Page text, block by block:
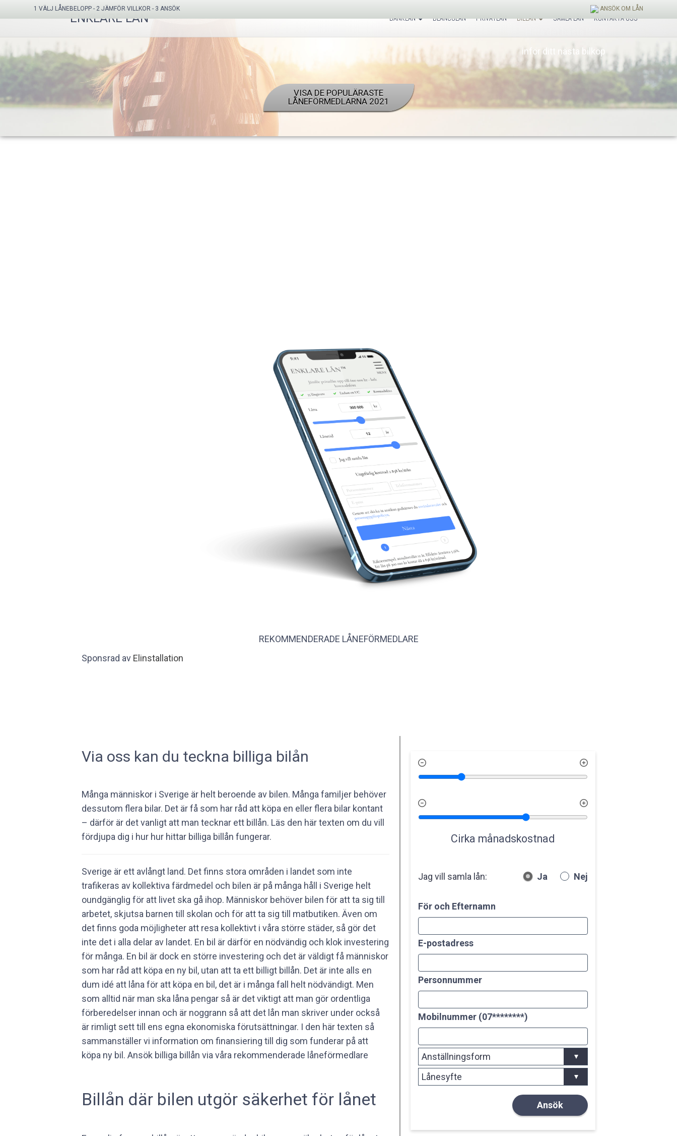
1 VÄLJ LÅNEBELOPP - 2 JÄMFÖR VILLKOR - 3 ANSÖK ANSÖK OM LÅN
ENKLARE LÅN BANKLÅN BLANCOLÅN PRIVATLÅN BILLÅN SAMLA LÅN KONTAKTA OSS
inför ditt nästa bilköp
VISA DE POPULÄRASTE
LÅNEFÖRMEDLARNA 2021
REKOMMENDERADE LÅNEFÖRMEDLARE
Sponsrad av Elinstallation
Via oss kan du teckna billiga bilån
Många människor i Sverige är helt beroende av bilen. Många familjer behöver
dessutom flera bilar. Det är få som har råd att köpa en eller flera bilar kontant
– därför är det vanligt att man tecknar ett billån. Läs den här texten om du vill
fördjupa dig i hur hur hittar billiga billån fungerar.
Sverige är ett avlångt land. Det finns stora områden i landet som inte
trafikeras av kollektiva färdmedel och bilen är på många håll i Sverige helt
oundgänglig för att livet ska gå ihop. Människor behöver bilen för att ta sig till
arbetet, skjutsa barnen till skolan och för att ta sig till matbutiken. Även om
det finns goda möjligheter att resa kollektivt i våra större städer, så gör det
inte det i alla delar av landet. En bil är därför en nödvändig och klok investering
för många. En bil är dock en större investering och det är väldigt få människor
som har råd att köpa en ny bil, utan att ta ett billigt billån. Det är inte alls en
dum idé att låna för att köpa en bil, det är i många fall helt nödvändigt. Men
som alltid när man ska låna pengar så är det viktigt att man gör ordentliga
förberedelser innan och är noggrann så att det lån man skriver under också
är rimligt sett till ens egna ekonomiska förutsättningar. I den här texten så
sammanställer vi information om finansiering till dig som funderar på att
köpa ny bil. Ansök billiga billån via våra rekommenderade låneförmedlare
Billån där bilen utgör säkerhet för lånet
Cirka månadskostnad
Jag vill samla lån: Nej
Ja
För och Efternamn
E-postadress
Personnummer
Mobilnummer (07********)